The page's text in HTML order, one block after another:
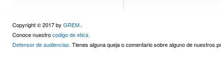
Copyright © 2017 by GREM..
Conoce nuestrocodigo de etica.
Defensor de audiencias. Tienes alguna queja o comentario sobre alguno de nuestros